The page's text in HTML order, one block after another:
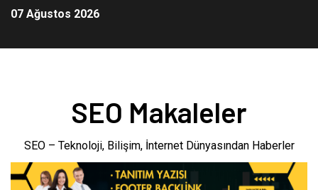
07 Ağustos 2026
SEO Makaleler
SEO – Teknoloji, Bilişim, İnternet Dünyasından Haberler